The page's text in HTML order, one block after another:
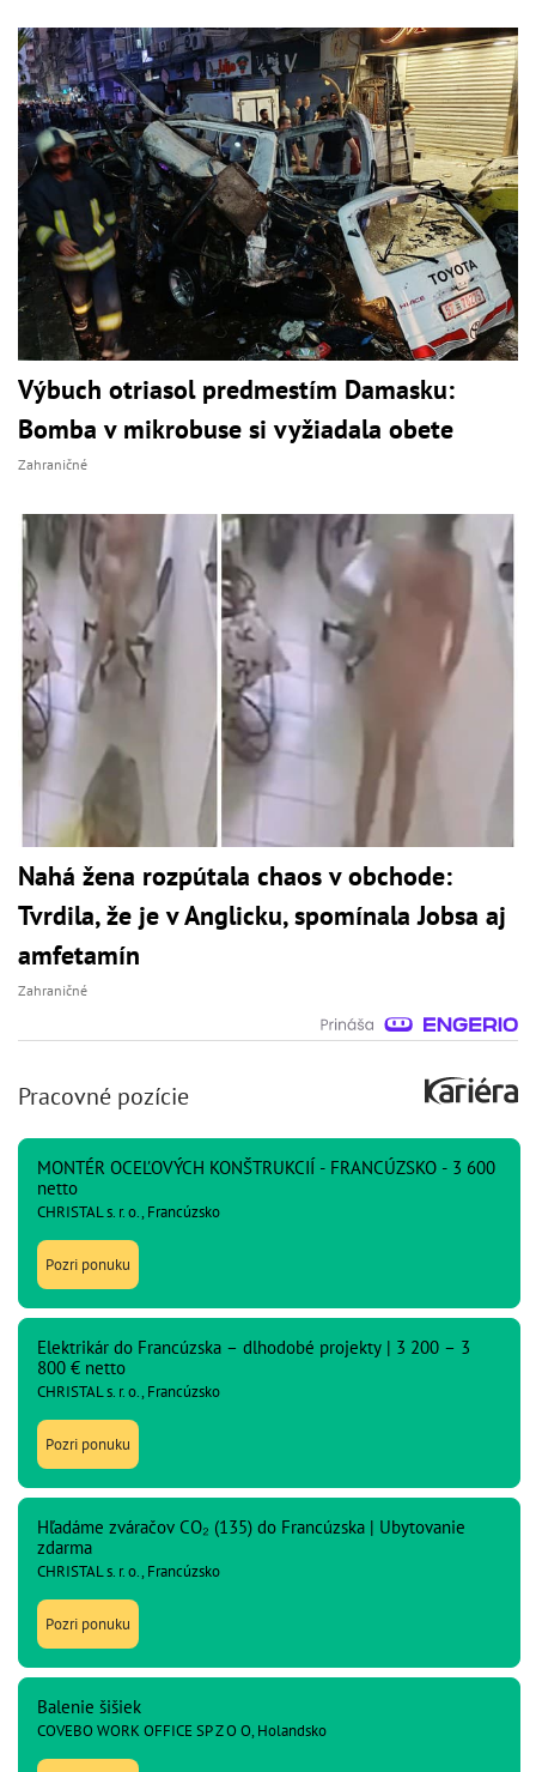
Výbuch otriasol predmestím Damasku:
Bomba v mikrobuse si vyžiadala obete
Zahraničné
Nahá žena rozpútala chaos v obchode:
Tvrdila, že je v Anglicku, spomínala Jobsa aj
amfetamín
Zahraničné
Pracovné pozície
MONTÉR OCEĽOVÝCH KONŠTRUKCIÍ - FRANCÚZSKO - 3 600
netto
CHRISTAL s. r. o., Francúzsko
Pozri ponuku
Elektrikár do Francúzska – dlhodobé projekty | 3 200 – 3
800 € netto
CHRISTAL s. r. o., Francúzsko
Pozri ponuku
Hľadáme zváračov CO₂ (135) do Francúzska | Ubytovanie
zdarma
CHRISTAL s. r. o., Francúzsko
Pozri ponuku
Balenie šišiek
COVEBO WORK OFFICE SP Z O O, Holandsko